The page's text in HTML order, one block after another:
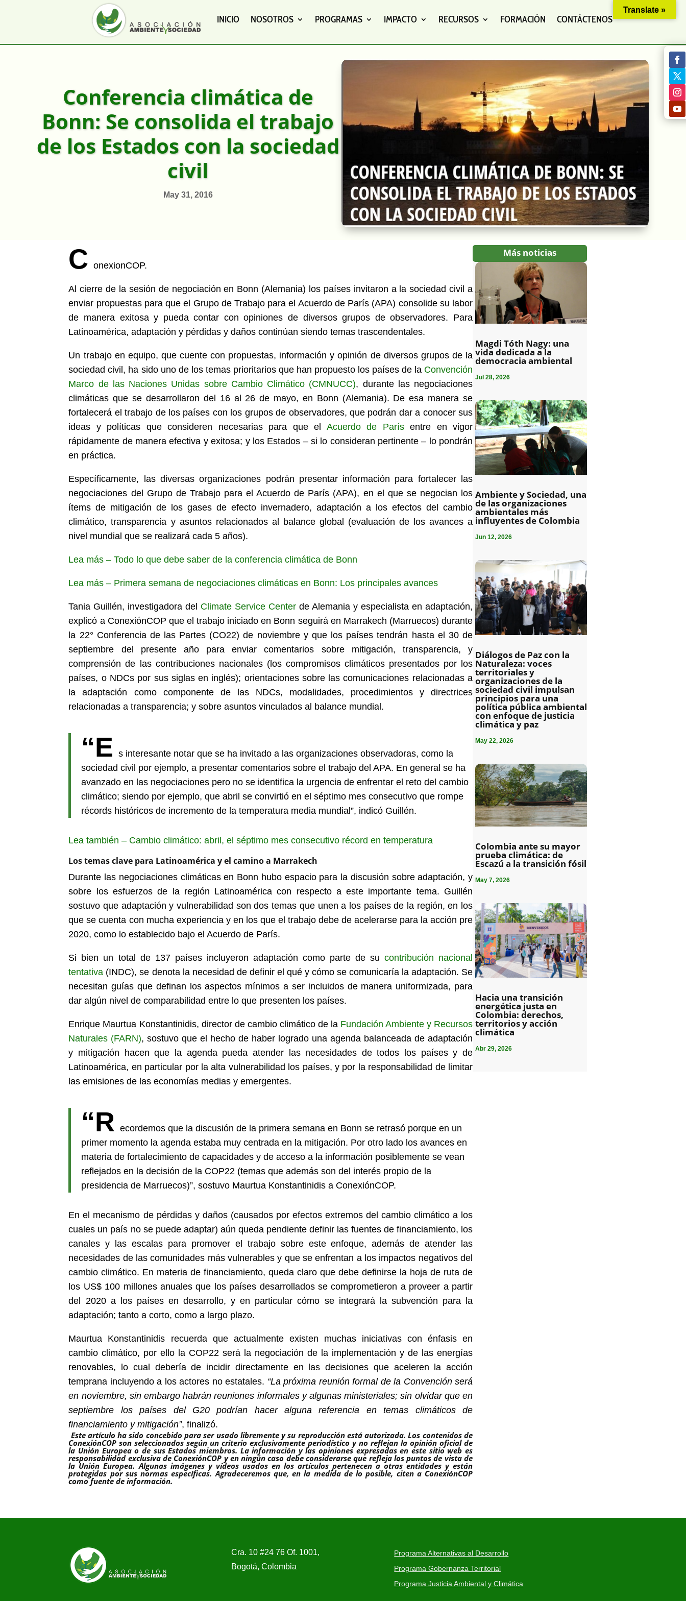
INICIO NOSOTROS PROGRAMAS IMPACTO RECURSOS FORMACIÓN CONTÁCTENOS
Conferencia climática de
Bonn: Se consolida el trabajo
de los Estados con la sociedad
civil
May 31, 2016
C onexionCOP.
Al cierre de la sesión de negociación en Bonn (Alemania) los países invitaron a la sociedad civil a
enviar propuestas para que el Grupo de Trabajo para el Acuerdo de París (APA) consolide su labor
de manera exitosa y pueda contar con opiniones de diversos grupos de observadores. Para
Latinoamérica, adaptación y pérdidas y daños continúan siendo temas trascendentales.
Un trabajo en equipo, que cuente con propuestas, información y opinión de diversos grupos de la
sociedad civil, ha sido uno de los temas prioritarios que han propuesto los países de la Convención
Marco de las Naciones Unidas sobre Cambio Climático (CMNUCC), durante las negociaciones
climáticas que se desarrollaron del 16 al 26 de mayo, en Bonn (Alemania). De esa manera se
fortalecerá el trabajo de los países con los grupos de observadores, que podrán dar a conocer sus
ideas y políticas que consideren necesarias para que el Acuerdo de Parísentre en vigor
rápidamente de manera efectiva y exitosa; y los Estados – si lo consideran pertinente – lo pondrán
en práctica.
Específicamente, las diversas organizaciones podrán presentar información para fortalecer las
negociaciones del Grupo de Trabajo para el Acuerdo de París (APA), en el que se negocian los
ítems de mitigación de los gases de efecto invernadero, adaptación a los efectos del cambio
climático, transparencia y asuntos relacionados al balance global (evaluación de los avances a
nivel mundial que se realizará cada 5 años).
Lea más – Todo lo que debe saber de la conferencia climática de Bonn
Lea más – Primera semana de negociaciones climáticas en Bonn: Los principales avances
Tania Guillén, investigadora del Climate Service Centerde Alemania y especialista en adaptación,
explicó a ConexiónCOP que el trabajo iniciado en Bonn seguirá en Marrakech (Marruecos) durante
la 22° Conferencia de las Partes (CO22) de noviembre y que los países tendrán hasta el 30 de
septiembre del presente año para enviar comentarios sobre mitigación, transparencia, y
comprensión de las contribuciones nacionales (los compromisos climáticos presentados por los
países, o NDCs por sus siglas en inglés); orientaciones sobre las comunicaciones relacionadas a
la adaptación como componente de las NDCs, modalidades, procedimientos y directrices
relacionadas a transparencia; y sobre asuntos vinculados al balance mundial.
“E
s interesante notar que se ha invitado a las organizaciones observadoras, como la
sociedad civil por ejemplo, a presentar comentarios sobre el trabajo del APA. En general se ha
avanzado en las negociaciones pero no se identifica la urgencia de enfrentar el reto del cambio
climático; siendo por ejemplo, que abril se convirtió en el séptimo mes consecutivo que rompe
récords históricos de incremento de la temperatura media mundial”, indicó Guillén.
Lea también – Cambio climático: abril, el séptimo mes consecutivo récord en temperatura
Los temas clave para Latinoamérica y el camino a Marrakech
Durante las negociaciones climáticas en Bonn hubo espacio para la discusión sobre adaptación, y
sobre los esfuerzos de la región Latinoamérica con respecto a este importante tema. Guillén
sostuvo que adaptación y vulnerabilidad son dos temas que unen a los países de la región, en los
que se cuenta con mucha experiencia y en los que el trabajo debe de acelerarse para la acción pre
2020, como lo establecido bajo el Acuerdo de París.
Si bien un total de 137 países incluyeron adaptación como parte de su contribución nacional
tentativa (INDC), se denota la necesidad de definir el qué y cómo se comunicaría la adaptación. Se
necesitan guías que definan los aspectos mínimos a ser incluidos de manera uniformizada, para
dar algún nivel de comparabilidad entre lo que presenten los países.
Enrique Maurtua Konstantinidis, director de cambio climático de la Fundación Ambiente y Recursos
Naturales (FARN), sostuvo que el hecho de haber logrado una agenda balanceada de adaptación
y mitigación hacen que la agenda pueda atender las necesidades de todos los países y de
Latinoamérica, en particular por la alta vulnerabilidad los países, y por la responsabilidad de limitar
las emisiones de las economías medias y emergentes.
“R
ecordemos que la discusión de la primera semana en Bonn se retrasó porque en un
primer momento la agenda estaba muy centrada en la mitigación. Por otro lado los avances en
materia de fortalecimiento de capacidades y de acceso a la información posiblemente se vean
reflejados en la decisión de la COP22 (temas que además son del interés propio de la
presidencia de Marruecos)”, sostuvo Maurtua Konstantinidis a ConexiónCOP.
En el mecanismo de pérdidas y daños (causados por efectos extremos del cambio climático a los
cuales un país no se puede adaptar) aún queda pendiente definir las fuentes de financiamiento, los
canales y las escalas para promover el trabajo sobre este enfoque, además de atender las
necesidades de las comunidades más vulnerables y que se enfrentan a los impactos negativos del
cambio climático. En materia de financiamiento, queda claro que debe definirse la hoja de ruta de
los US$ 100 millones anuales que los países desarrollados se comprometieron a proveer a partir
del 2020 a los países en desarrollo, y en particular cómo se integrará la subvención para la
adaptación; tanto a corto, como a largo plazo.
Maurtua Konstantinidis recuerda que actualmente existen muchas iniciativas con énfasis en
cambio climático, por ello la COP22 será la negociación de la implementación y de las energías
renovables, lo cual debería de incidir directamente en las decisiones que aceleren la acción
temprana incluyendo a los actores no estatales. “La próxima reunión formal de la Convención será
en noviembre, sin embargo habrán reuniones informales y algunas ministeriales; sin olvidar que en
septiembre los países del G20 podrían hacer alguna referencia en temas climáticos de
financiamiento y mitigación”, finalizó.
Este artículo ha sido concebido para ser usado libremente y su reproducción está autorizada. Los contenidos de
ConexiónCOP son seleccionados según un criterio exclusivamente periodístico y no reflejan la opinión oficial de
la Unión Europea o de sus Estados miembros. La información y las opiniones expresadas en este sitio web es
responsabilidad exclusiva de ConexiónCOP y en ningún caso debe considerarse que refleja los puntos de vista de
la Unión Europea. Algunas imágenes y vídeos usados en los artículos pertenecen a otras entidades y están
protegidas por sus normas específicas. Agradeceremos que, en la medida de lo posible, citen a ConexiónCOP
como fuente de información.
Más noticias
Magdi Tóth Nagy: una
vida dedicada a la
democracia ambiental
Jul 28, 2026
Ambiente y Sociedad, una
de las organizaciones
ambientales más
influyentes de Colombia
Jun 12, 2026
Diálogos de Paz con la
Naturaleza: voces
territoriales y
organizaciones de la
sociedad civil impulsan
principios para una
política pública ambiental
con enfoque de justicia
climática y paz
May 22, 2026
Colombia ante su mayor
prueba climática: de
Escazú a la transición fósil
May 7, 2026
Hacia una transición
energética justa en
Colombia: derechos,
territorios y acción
climática
Abr 29, 2026
Cra. 10 #24 76 Of. 1001,
Bogotá, Colombia
Programa Alternativas al Desarrollo
Programa Gobernanza Territorial
Programa Justicia Ambiental y Climática
Translate »